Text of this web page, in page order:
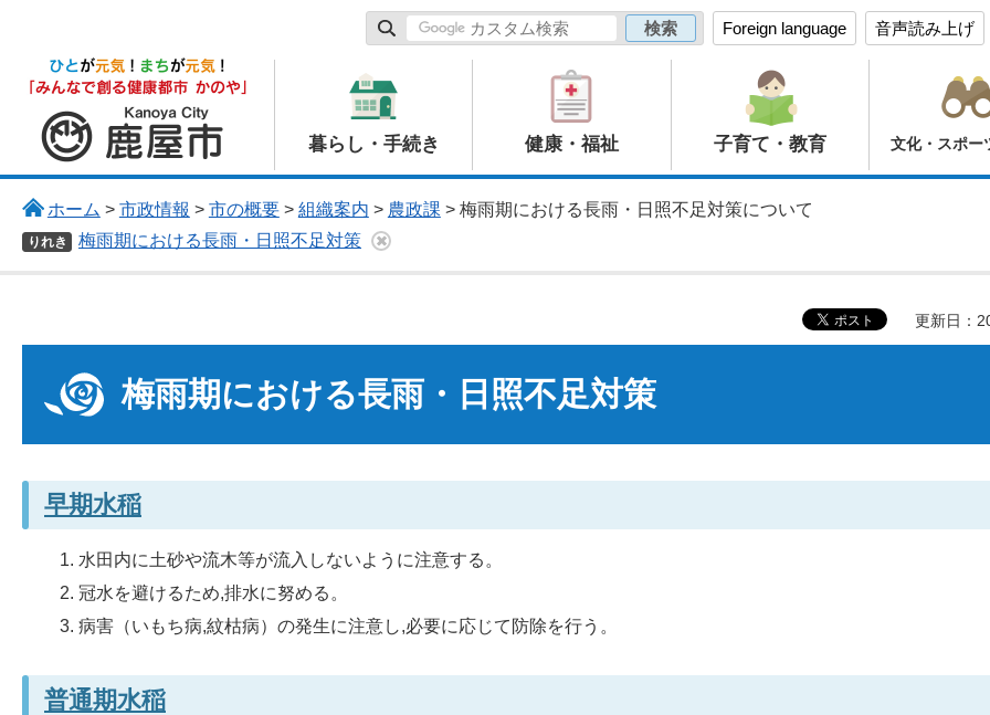
Foreign language 音声読み上げ
鹿屋市
暮らし・手続き 健康・福祉 子育て・教育 文化・スポー
ホーム > 市政情報 > 市の概要> 組織案内 > 農政課 > 梅雨期における長雨・日照不足対策について
りれき 梅雨期における長雨・日照不足対策
更新日：
梅雨期における長雨・日照不足対策
早期水稲
水田内に土砂や流木等が流入しないように注意する。
冠水を避けるため,排水に努める。
病害（いもち病,紋枯病）の発生に注意し,必要に応じて防除を行う。
普通期水稲